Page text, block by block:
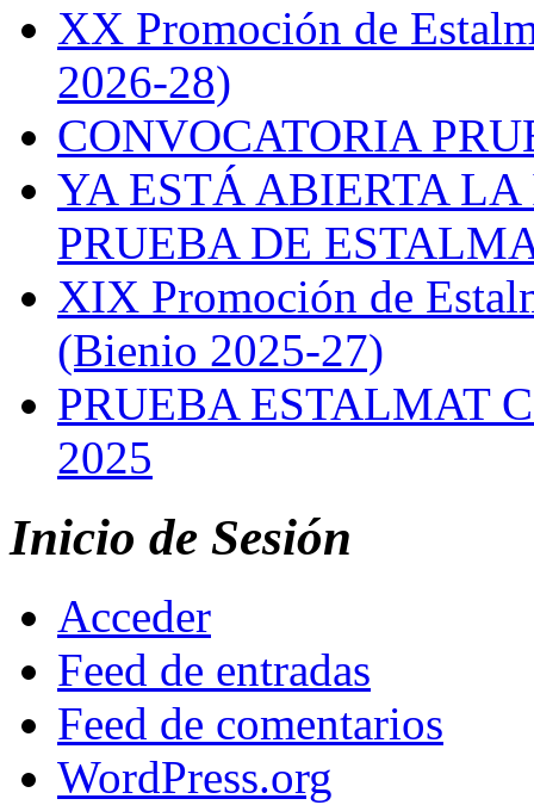
XX Promoción de
2026-28)
CONVOCATORIA
YA ESTÁ ABIERTA
PRUEBA DE
XIX Promoción de
(Bienio 2025-27)
PRUEBA ESTALMAT
2025
Inicio de Sesión
Acceder
Feed de entradas
Feed de comentarios
WordPress.org